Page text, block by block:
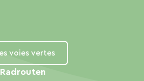
voies vertes